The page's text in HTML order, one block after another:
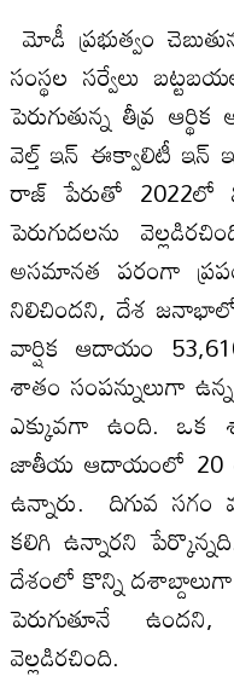
మోడీ ప్రభుత్వం
సంస్థల సర్వేలు
పెరుగుతున్న తీవ్ర
వెల్త్‌ ఇన్‌ ఈక్వాలిటీ
రాజ్‌ పేరుతో 2022లో
పెరుగుదలను
అసమానత పరంగా
నిలిచిందని, దేశ
వార్షిక ఆదాయం
శాతం సంపన్నులుగా
ఎక్కువగా ఉంది. ఒక
జాతీయ ఆదాయంలో 20
ఉన్నారు. దిగువ
కలిగి ఉన్నారని
దేశంలో కొన్ని
పెరుగుతూనే
వెల్లడిరచింది.